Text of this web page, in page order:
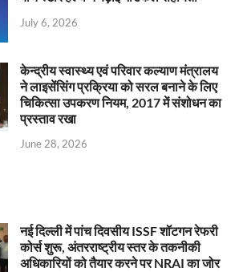
July 6, 2026
केन्‍द्रीय स्वास्थ्य एवं परिवार कल्याण मंत्रालय
ने लाइसेंसिंग प्रक्रिया को सरल बनाने के लिए
चिकित्सा उपकरण नियम, 2017 में संशोधन का
प्रस्ताव रखा
June 28, 2026
नई दिल्ली में पांच दिवसीय ISSF शॉटगन रेफरी
कोर्स शुरू, अंतरराष्ट्रीय स्तर के तकनीकी
अधिकारियों को तैयार करने पर NRAI का जोर